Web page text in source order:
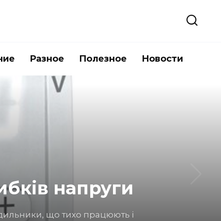
Разное Полезное Новости
він може стати